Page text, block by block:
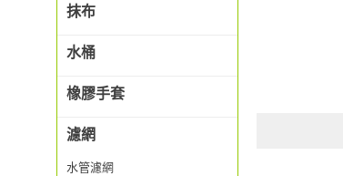
抹布
水桶
橡膠手套
濾網
水管濾網